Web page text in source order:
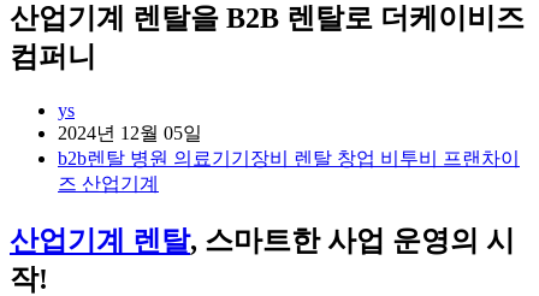
산업기계 렌탈을 B2B 렌탈로 더케이비즈
컴퍼니
Post
author:
ys
Post
published:
2024년 12월 05일
Post
category:
b2b렌탈 병원 의료기기장비 렌탈 창업 비투비 프랜차이
즈 산업기계
산업기계 렌탈, 스마트한 사업 운영의 시
작!